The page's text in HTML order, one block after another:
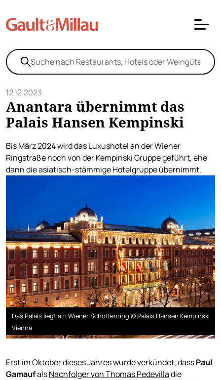
12.12.2023
Anantara übernimmt das
Palais Hansen Kempinski
Bis März 2024 wird das Luxushotel an der Wiener
Ringstraße noch von der Kempinski Gruppe geführt, ehe
dann die asiatisch-stämmige Hotelgruppe übernimmt.
Das Palais liegt am Wiener Schottenring © Palais Hansen Kempinski
Vienna
Erst im Oktober dieses Jahres wurde verkündet, dassPaul
GamaufalsNachfolger von Thomas Pedevilladie